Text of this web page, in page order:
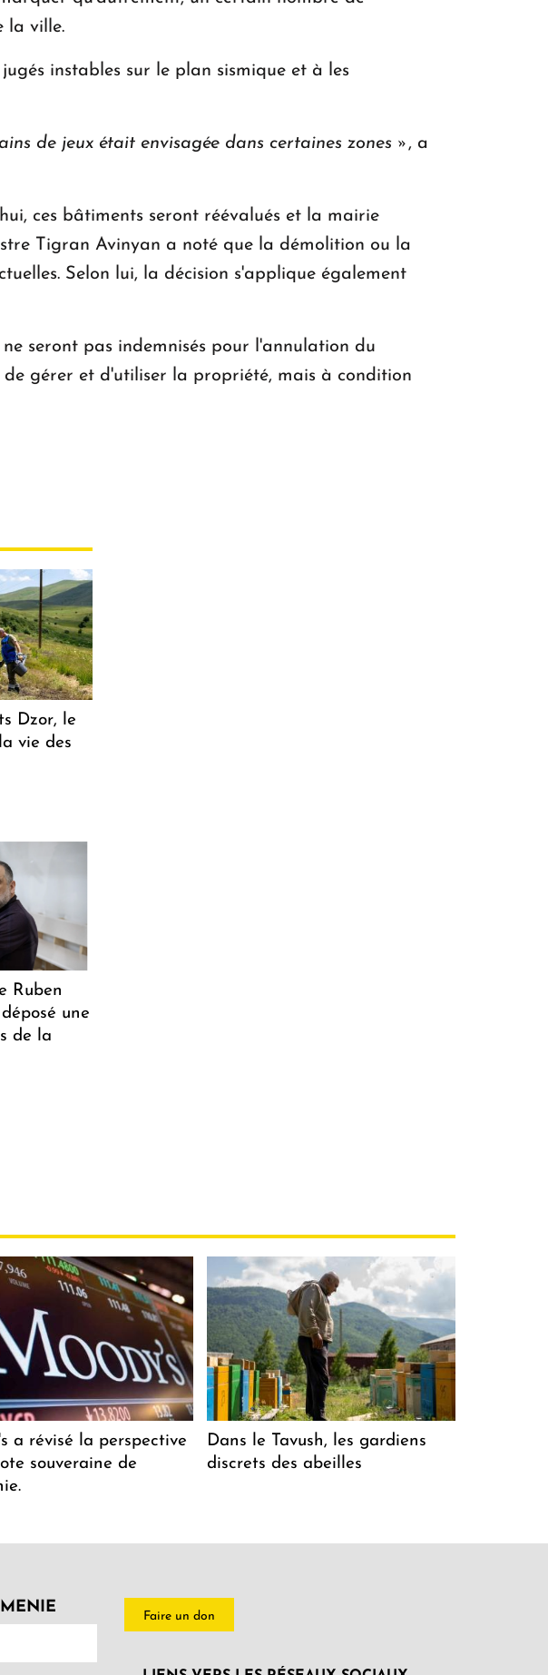
la ville.
instables sur le plan sismique et à les
de jeux était envisagée dans certaines zones », a
ces bâtiments seront réévalués et la mairie
Tigran Avinyan a noté que la démolition ou la
Selon lui, la décision s'applique également
seront pas indemnisés pour l'annulation du
gérer et d'utiliser la propriété, mais à condition
Dzor, le
vie des
Ruben
une
de la
a révisé la perspective
souveraine de
Dans le Tavush, les gardiens
discrets des abeilles
Faire un don